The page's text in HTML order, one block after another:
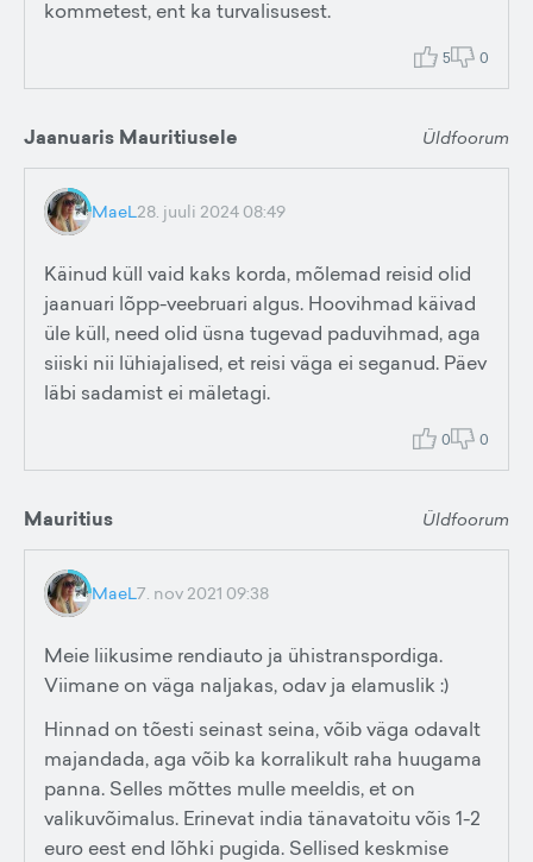
kommetest, ent ka turvalisusest.
5 0
Jaanuaris Mauritiusele Üldfoorum
MaeL28. juuli 2024 08:49
Käinud küll vaid kaks korda, mõlemad reisid olid
jaanuari lõpp-veebruari algus. Hoovihmad käivad
üle küll, need olid üsna tugevad paduvihmad, aga
siiski nii lühiajalised, et reisi väga ei seganud. Päev
läbi sadamist ei mäletagi.
0 0
Mauritius Üldfoorum
MaeL7. nov 2021 09:38
Meie liikusime rendiauto ja ühistranspordiga.
Viimane on väga naljakas, odav ja elamuslik :)
Hinnad on tõesti seinast seina, võib väga odavalt
majandada, aga võib ka korralikult raha huugama
panna. Selles mõttes mulle meeldis, et on
valikuvõimalus. Erinevat india tänavatoitu võis 1-2
euro eest end lõhki pugida. Sellised keskmise